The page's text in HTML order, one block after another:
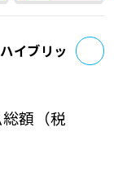
イブリッ
額 （税